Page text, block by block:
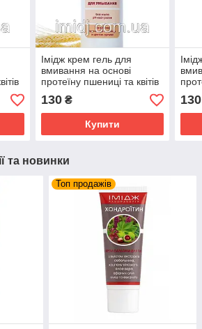
Імідж крем гель для
вмивання на основі
протеїну пшениці та квітів
арніки
130₴
Купити
130
та новинки
Топ продажів